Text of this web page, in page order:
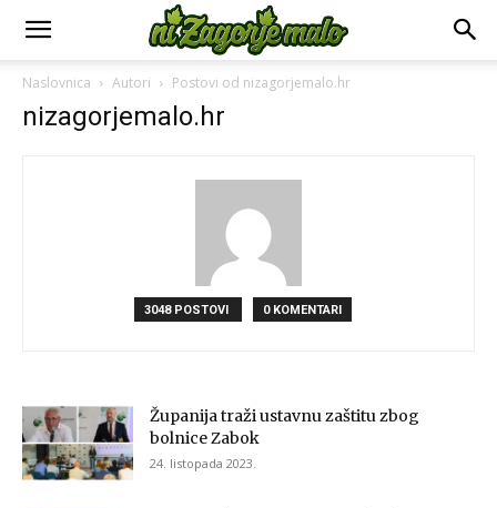
Naslovnica Autori Postovi od nizagorjemalo.hr
nizagorjemalo.hr
3048 POSTOVI 0 KOMENTARI
Županija traži ustavnu zaštitu zbog
bolnice Zabok
24. listopada 2023.